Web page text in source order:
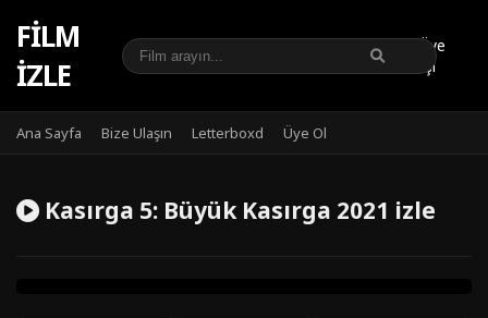
FILM
IZLE
Üye
Girişi
Ana Sayfa Bize Ulaşın Letterboxd Üye Ol
Kasırga 5: Büyük Kasırga 2021 izle